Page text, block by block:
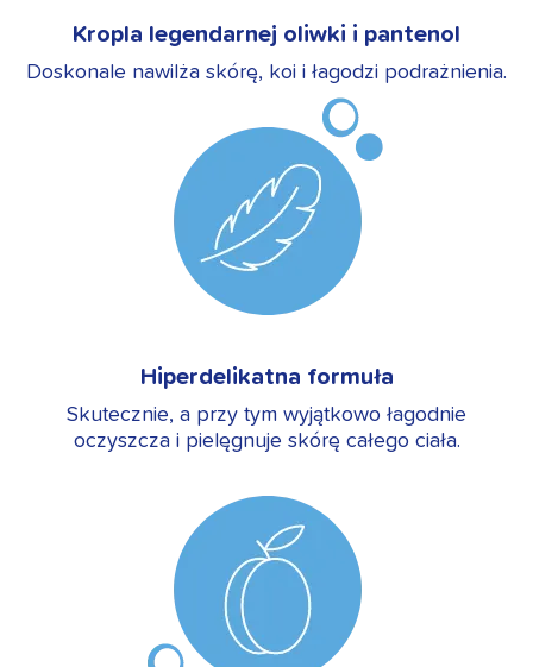
Kropla legendarnej oliwki i pantenol
Doskonale nawilża skórę, koi i łagodzi podrażnienia.
Hiperdelikatna formuła
Skutecznie, a przy tym wyjątkowo łagodnie
oczyszcza i pielęgnuje skórę całego ciała.